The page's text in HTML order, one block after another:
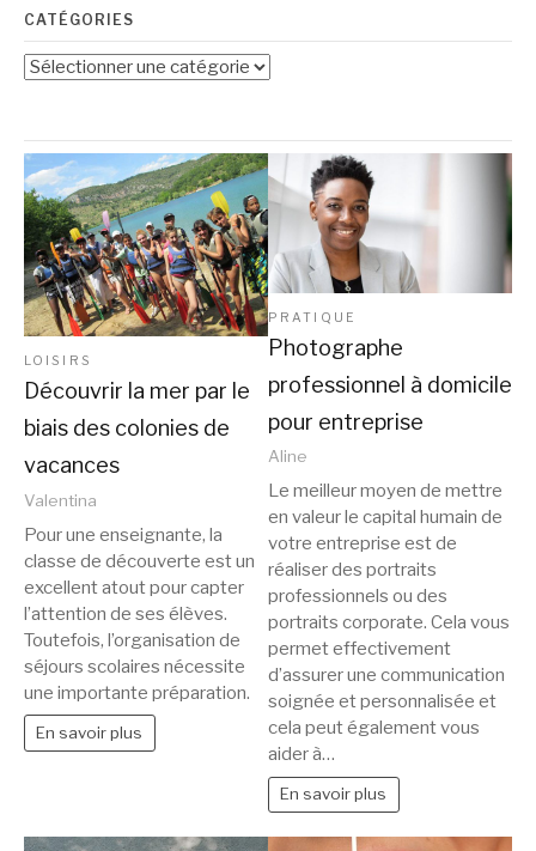
CATÉGORIES
Catégories
LOISIRS
Découvrir la mer par le
biais des colonies de
vacances
Valentina
Pour une enseignante, la
classe de découverte est un
excellent atout pour capter
l’attention de ses élèves.
Toutefois, l’organisation de
séjours scolaires nécessite
une importante préparation.
En savoir plus
PRATIQUE
Photographe
professionnel à domicile
pour entreprise
Aline
Le meilleur moyen de mettre
en valeur le capital humain de
votre entreprise est de
réaliser des portraits
professionnels ou des
portraits corporate. Cela vous
permet effectivement
d’assurer une communication
soignée et personnalisée et
cela peut également vous
aider à…
En savoir plus